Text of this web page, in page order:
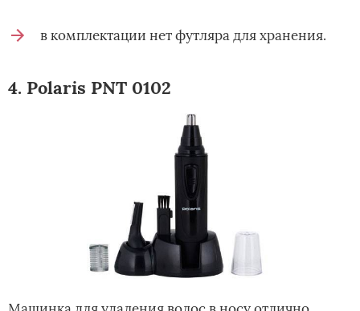
в комплектации нет футляра для хранения.
4. Polaris PNT 0102